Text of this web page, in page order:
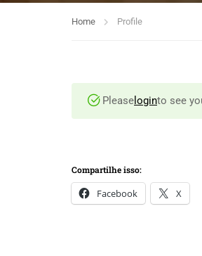
Home Profile
Please loginto see
Compartilhe isso:
Facebook X